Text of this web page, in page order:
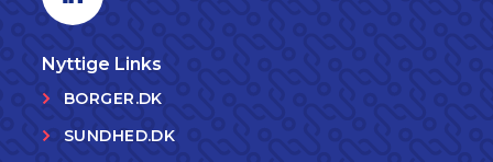
Nyttige Links
BORGER.DK
SUNDHED.DK